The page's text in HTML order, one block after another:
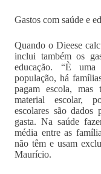
Gastos com saúde e
Quando o Dieese
inclui também os
educação. “È
população, há
pagam escola, mas
material escolar,
escolares são dados
gasta. Na saúde
média entre as
não têm e usam
Maurício.